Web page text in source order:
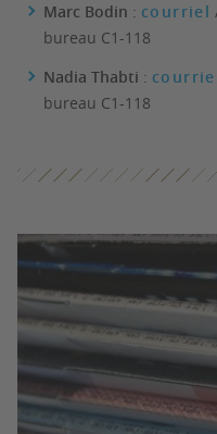
Marc Bodin : courriel
bureau C1-118
Nadia Thabti :
bureau C1-118